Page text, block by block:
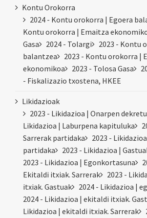
Kontu Orokorra
2024 - Kontu orokorra | Egoera
Kontu orokorra | Emaitza
Gasa
2024 - Tolargi
2023 - Kontu
balantzea
2023 - Kontu orokorra |
ekonomikoa
2023 - Tolosa Gasa
- Fiskalizazio txostena, HKEE
Likidazioak
2023 - Likidazioa | Onarpen
Likidazioa | Laburpena kapituluka
Sarrerak partidaka
2023 -
partidaka
2023 - Likidazioa |
2023 - Likidazioa | Egonkortasuna
Ekitaldi itxiak. Sarrerak
2023 -
itxiak. Gastuak
2024 - Likidazioa |
2024 - Likidazioa | ekitaldi itxiak.
Likidazioa | ekitaldi itxiak. Sarrerak